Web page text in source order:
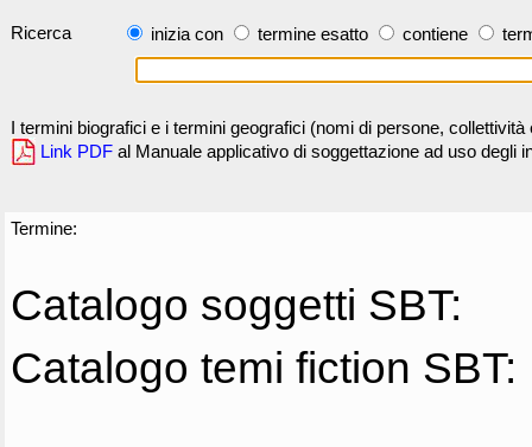
Ricerca inizia con termine esatto contiene
I termini biografici e i termini geografici (nomi di persone,
Link PDF al Manuale applicativo di soggettazione ad uso degli
Termine:
Catalogo soggetti SBT:
Catalogo temi fiction SBT: